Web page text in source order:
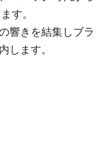
す。
響きを結集しブラ
します。